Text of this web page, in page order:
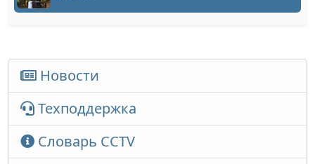
Новости
Техподдержка
Словарь CCTV